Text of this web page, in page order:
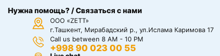
Нужна помощь? / Связаться с нами
ООО «ZETT»
г.Ташкент, Мирабадский р., ул.Ислама Каримова 17
Call us between 8 AM - 10 PM
+998 90 023 00 55